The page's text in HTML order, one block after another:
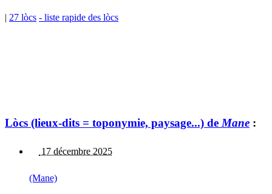
| 27 lòcs - liste rapide des lòcs
Lòcs (lieux-dits = toponymie, paysage...) de Mane :
17 décembre 2025
(Mane)